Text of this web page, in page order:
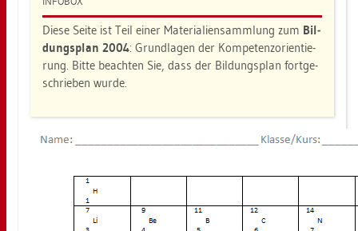
Diese Seite ist Teil einer Ma­te­ria­li­en­samm­lung zum Bil­
dungs­plan 2004: Grund­la­gen der Kom­pe­tenz­ori­en­tie­
rung. Bitte be­ach­ten Sie, dass der Bil­dungs­plan fort­ge­
schrie­ben wurde.